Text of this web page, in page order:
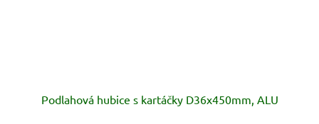
Podlahová hubice s kartáčky D36x450mm, ALU